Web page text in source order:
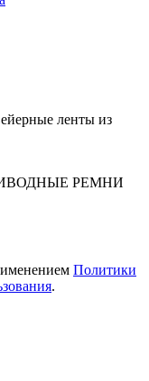
ленты из
РЕМНИ
Политики
.